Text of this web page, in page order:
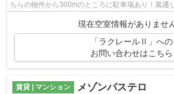
ちらの物件から300mのところに駐車場あり！風通
現在空室情報がありませ
「ラクレールⅡ」への
お問い合わせはこちら
賃貸 | マンション メゾンパステロ